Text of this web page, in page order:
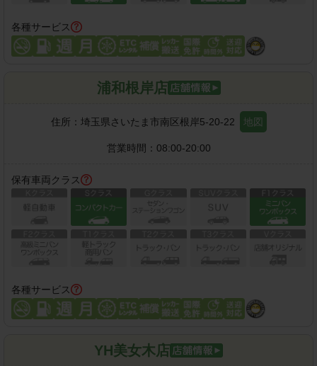
各種サービス
浦和根岸店
住所： 埼玉県さいたま市南区根岸5-20-22 地図
営業時間： 08:00-20:00
保有車両クラス
各種サービス
YH美女木店